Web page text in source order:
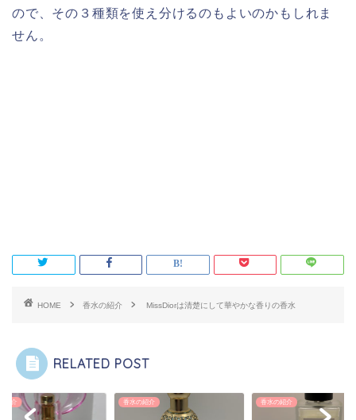
ので、その３種類を使え分けるのもよいのかもしれま
せん。
HOME 香水の紹介 MissDiorは清楚にして華やかな香りの香水
RELATED POST
紹介 香水の紹介 香水の紹介